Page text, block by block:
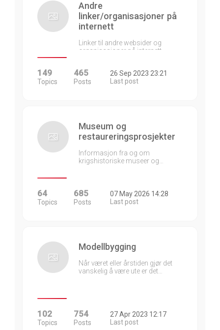
Andre
linker/organisasjoner på
internett
Linker til andre websider og
organisasjoner på internett…
149
Topics
465
Posts
26 Sep 2023 23:21
Last post
Museum og
restaureringsprosjekter
Informasjon fra og om
krigshistoriske museer og…
64
Topics
685
Posts
07 May 2026 14:28
Last post
Modellbygging
Når været eller årstiden gjør det
vanskelig å være ute er det…
102
Topics
754
Posts
27 Apr 2023 12:17
Last post